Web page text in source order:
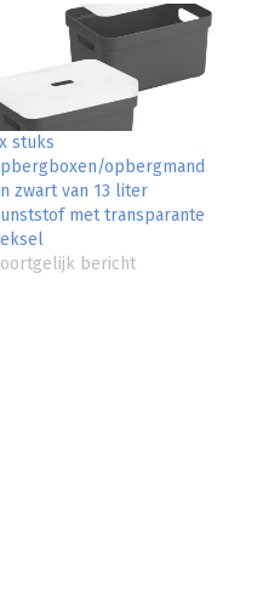
stuks
opbergmand
zwart van 13 liter
met transparante
bericht